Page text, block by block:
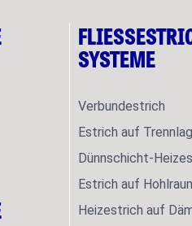
YSTEME
Verbundestrich
Estrich auf
Dünnschicht-
Estrich auf
Heizestrich auf